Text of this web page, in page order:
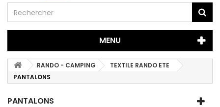
MENU
RANDO - CAMPING
TEXTILE RANDO ETE
PANTALONS
PANTALONS